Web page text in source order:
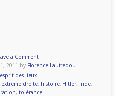
a Comment
2011 by Florence Lautredou
des lieux
extrême droite, histoire, Hitler, Inde,
, tolérance